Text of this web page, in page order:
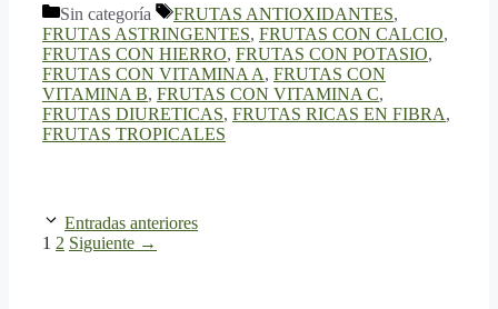
Categorías
Sin categoría Etiquetas
FRUTAS ANTIOXIDANTES,
FRUTAS ASTRINGENTES, FRUTAS CON CALCIO,
FRUTAS CON HIERRO, FRUTAS CON POTASIO,
FRUTAS CON VITAMINA A, FRUTAS CON
VITAMINA B, FRUTAS CON VITAMINA C,
FRUTAS DIURETICAS, FRUTAS RICAS EN FIBRA,
FRUTAS TROPICALES
Entradas anteriores
Página
1 Página
2 Siguiente →